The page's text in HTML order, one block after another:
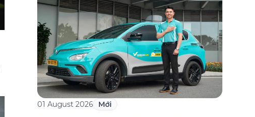
câu hỏi thường gặp nhất về quy trình bồi
thường và hỗ trợ của Green […]
01 August 2026 Mới